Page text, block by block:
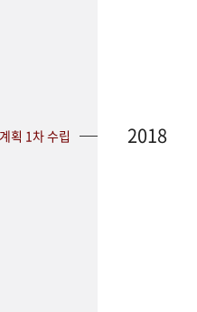
획 1차 수립 2018